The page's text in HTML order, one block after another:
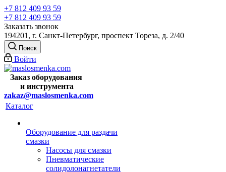
+7 812 409 93 59
+7 812 409 93 59
Заказать звонок
194201, г. Санкт-Петербург, проспект Тореза, д. 2/40
Поиск
Войти
Заказ оборудования
и инструмента
zakaz@maslosmenka.com
Каталог
Оборудование для раздачи
смазки
Насосы для смазки
Пневматические
солидолонагнетатели